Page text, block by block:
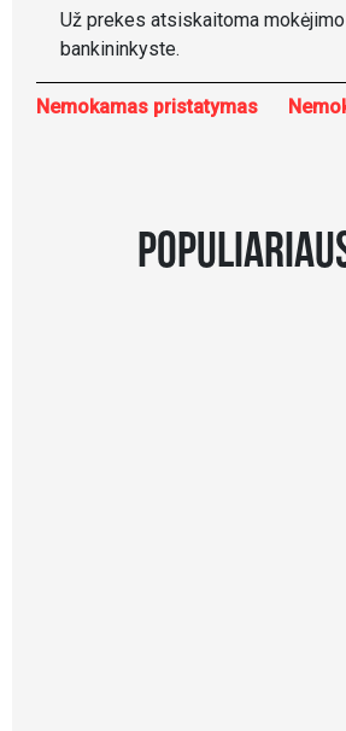
Už prekes atsiskaitoma
bankininkyste.
Nemokamas pristatymas